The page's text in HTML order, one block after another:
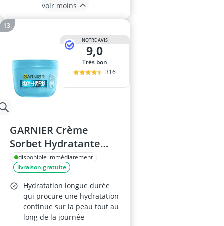
voir moins
NOTRE AVIS
9,0
Très bon
316
GARNIER Crème
Sorbet Hydratante
Visage, 85 ml
disponible immédiatement
livraison gratuite
Hydratation longue durée
qui procure une hydratation
continue sur la peau tout au
long de la journée